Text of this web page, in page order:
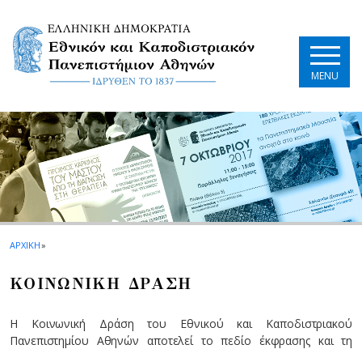
MENU
ΑΡΧΙΚΗ»
ΚΟΙΝΩΝΙΚΗ ΔΡΑΣΗ
Η Κοινωνική Δράση του Εθνικού και Καποδιστριακού
Πανεπιστημίου Αθηνών αποτελεί το πεδίο έκφρασης και τη